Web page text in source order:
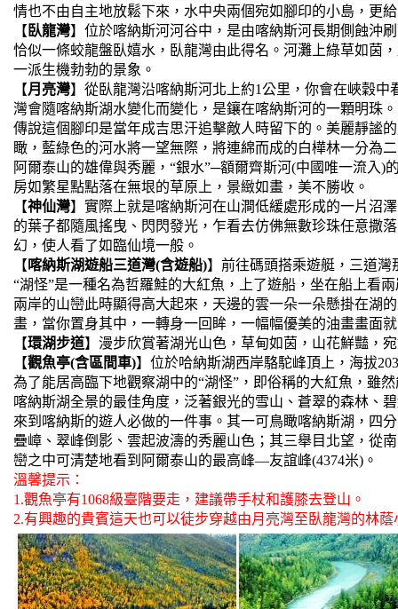
情也不由自主地放鬆下來，水中央兩個宛如腳印的小島，更
【 臥龍灣】位於喀納斯河河谷中，是由喀納斯河長期側蝕沖
恰似一條蛟龍盤臥嬉水，臥龍灣由此得名。河灘上綠草如茵
一派生機勃勃的景象。
【月亮灣】從臥龍灣沿喀納斯河北上約1公里，你會在峽穀
灣會隨喀納斯湖水變化而變化，是鑲在喀納斯河的一顆明珠
傳說這個腳印是當年成吉思汗追擊敵人時留下的。美麗靜謐
瞰，藍綠色的河水將一望無際，將連綿而成的白樺林一分為
阿爾泰山的雄偉與秀麗，“銀水”─額爾齊斯河(中國唯一流入)
房如繁星點點落在無垠的草原上，景緻如畫，美不勝收。
【神仙灣】實際上就是喀納斯河在山澗低緩處形成的一片沼
的葉子都隨風搖曳、閃閃發光，乍看去仿佛無數珍珠任意撒
幻，使人看了如臨仙境一般。
【喀納斯湖遊船三道灣(含遊船)】前往碼頭搭乘遊艇，三道
“湖怪”是一種名為哲羅鮭的大紅魚，上了遊船，坐在船上看
兩岸的山巒此時顯得高大起來，天邊的雲一朵一朵懸掛在湖
畫，當你置身其中，一轉身一回眸，一幅幅優美的油畫畫面
【環湖步道】漫步欣賞著湖光山色，草甸如茵，山花鮮豔，
【觀魚亭(含區間車)】位於哈納斯湖西岸駱駝峰頂上，海拔
為了能居高臨下地觀察湖中的“湖怪”，即俗稱的大紅魚，雖
喀納斯湖全景的最佳角度，泛著銀光的雪山、蒼翠的森林、
來到喀納斯的遊人必做的一件事。其一可鳥瞰喀納斯湖，四
疊嶂、翠峰倒影、雲起波濤的秀麗山色；其三舉目北望，從
巒之中可清楚地看到阿爾泰山的最高峰—友誼峰(4374米)。
溫馨提示：
1.觀魚亭有1068級臺階要走，建議帶手杖和護膝去登山。
2.有興趣的貴賓這天也可以徒步穿越由月亮灣至臥龍灣的林